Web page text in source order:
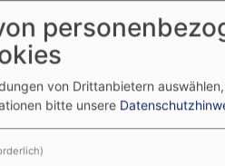
von Drittanbietern
bitte unsere